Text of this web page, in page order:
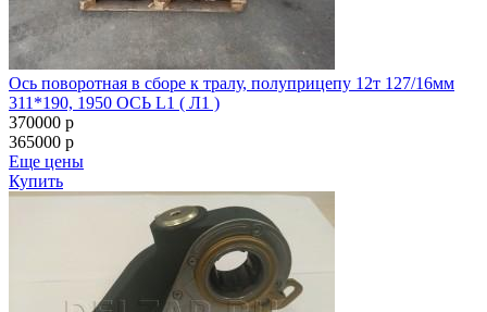
Ось поворотная в сборе к тралу, полуприцепу 12т 127/16мм
311*190, 1950 ОСЬ L1 ( Л1 )
370000 p
365000 p
Еще цены
Купить